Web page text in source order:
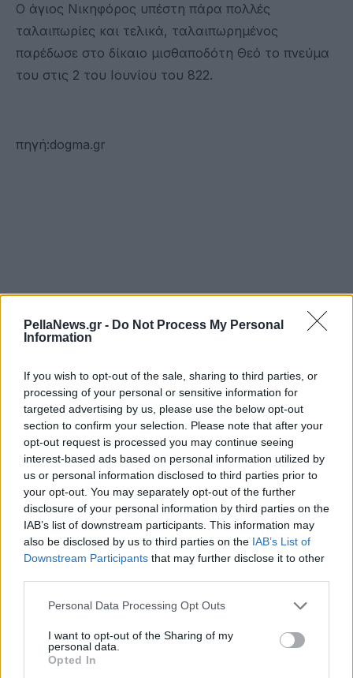
PellaNews.gr - Do Not Process My Personal
Information
If you wish to opt-out of the sale, sharing to third parties, or
processing of your personal or sensitive information for
targeted advertising by us, please use the below opt-out
section to confirm your selection. Please note that after your
opt-out request is processed you may continue seeing
interest-based ads based on personal information utilized by
us or personal information disclosed to third parties prior to
your opt-out. You may separately opt-out of the further
disclosure of your personal information by third parties on the
IAB’s list of downstream participants. This information may
also be disclosed by us to third parties on the IAB’s List of
Downstream Participants that may further disclose it to other
Personal Data Processing Opt Outs
I want to opt-out of the Sharing of my
personal data.
Opted In
Ο άγιος Νικηφόρος υπέστη πάρα πολλές
ταλαιπωρίες και τελικά, ταλαιπωρημένος
παρέδωσε στο δίκαιο μισθαποδότη Θεό το πνεύμα
του στις 2 του Ιουνίου του 822.
πηγή:dogma.gr